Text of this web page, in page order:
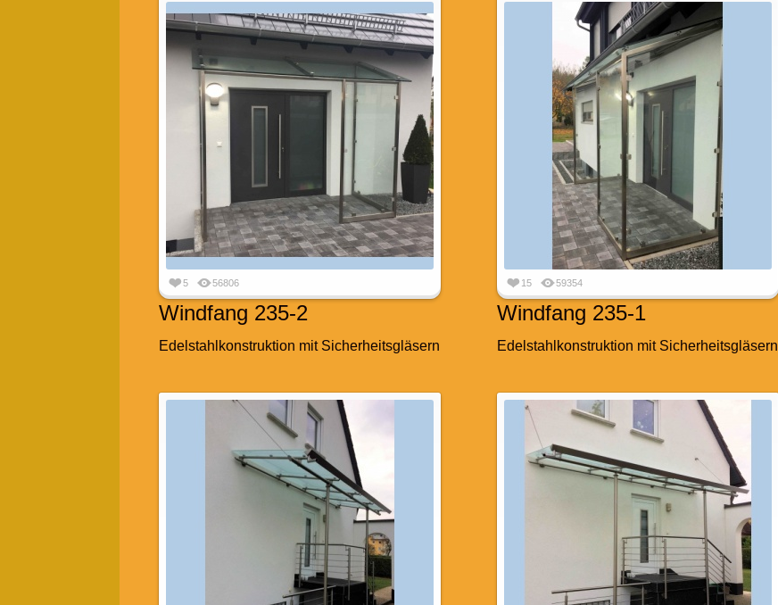
5 56806
Windfang 235-2
Edelstahlkonstruktion mit Sicherheitsgläsern
15 59354
Windfang 235-1
Edelstahlkonstruktion mit Sicherheitsgläsern